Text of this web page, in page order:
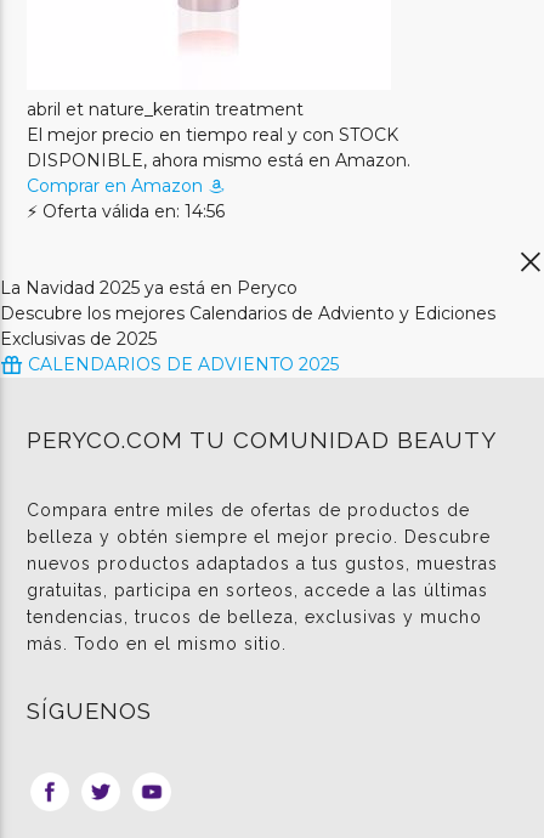
abril et nature_keratin treatment
El mejor precio en tiempo real y con STOCK
DISPONIBLE, ahora mismo está en Amazon.
Comprar en Amazon
⚡ Oferta válida en: 14:56
La Navidad 2025 ya está en Peryco
Descubre los mejores Calendarios de Adviento y Ediciones
Exclusivas de 2025
CALENDARIOS DE ADVIENTO 2025
PERYCO.COM TU COMUNIDAD BEAUTY
Compara entre miles de ofertas de productos de
belleza y obtén siempre el mejor precio. Descubre
nuevos productos adaptados a tus gustos, muestras
gratuitas, participa en sorteos, accede a las últimas
tendencias, trucos de belleza, exclusivas y mucho
más. Todo en el mismo sitio.
SÍGUENOS